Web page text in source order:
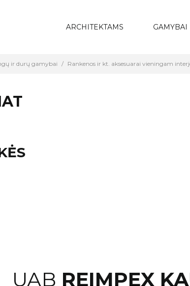
ARCHITEKTAMS GAMYBAI
ir durų gamybai Rankenos ir kt. aksesuarai vieningam
UAB REIMPEX